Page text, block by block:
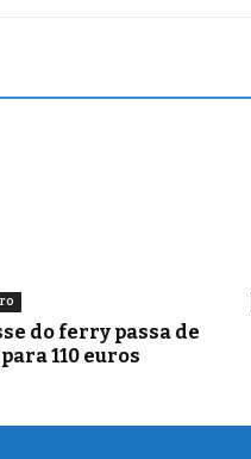
do ferry passa de
para 110 euros